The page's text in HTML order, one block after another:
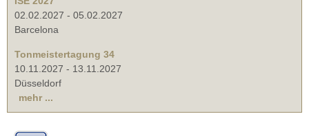
02.02.2027 - 05.02.2027
Barcelona
Tonmeistertagung 34
10.11.2027 - 13.11.2027
Düsseldorf
mehr ...